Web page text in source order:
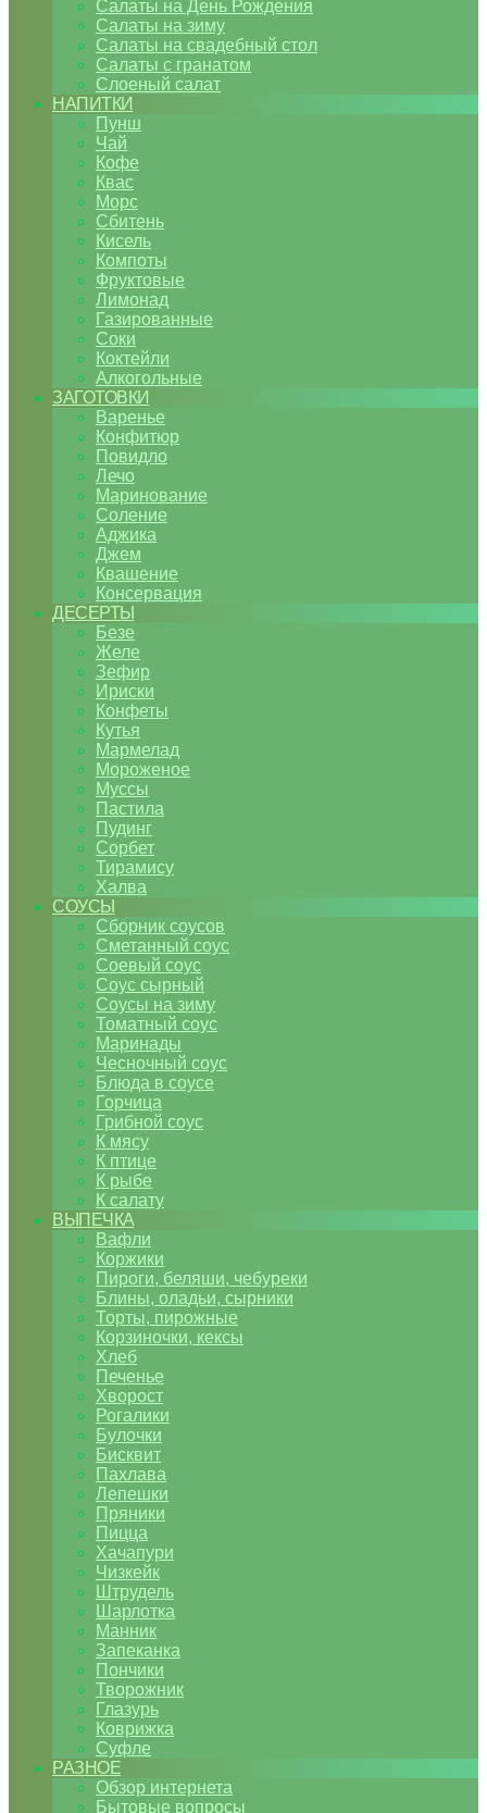
Салаты на День Рождения
Салаты на зиму
Салаты на свадебный стол
Салаты с гранатом
Слоеный салат
НАПИТКИ
Пунш
Чай
Кофе
Квас
Морс
Сбитень
Кисель
Компоты
Фруктовые
Лимонад
Газированные
Соки
Коктейли
Алкогольные
ЗАГОТОВКИ
Варенье
Конфитюр
Повидло
Лечо
Маринование
Соление
Аджика
Джем
Квашение
Консервация
ДЕСЕРТЫ
Безе
Желе
Зефир
Ириски
Конфеты
Кутья
Мармелад
Мороженое
Муссы
Пастила
Пудинг
Сорбет
Тирамису
Халва
СОУСЫ
Сборник соусов
Сметанный соус
Соевый соус
Соус сырный
Соусы на зиму
Томатный соус
Маринады
Чесночный соус
Блюда в соусе
Горчица
Грибной соус
К мясу
К птице
К рыбе
К салату
ВЫПЕЧКА
Вафли
Коржики
Пироги, беляши, чебуреки
Блины, оладьи, сырники
Торты, пирожные
Корзиночки, кексы
Хлеб
Печенье
Хворост
Рогалики
Булочки
Бисквит
Пахлава
Лепешки
Пряники
Пицца
Хачапури
Чизкейк
Штрудель
Шарлотка
Манник
Запеканка
Пончики
Творожник
Глазурь
Коврижка
Суфле
РАЗНОЕ
Обзор интернета
Бытовые вопросы